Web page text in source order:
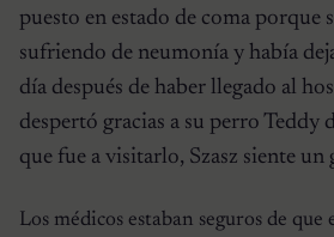
puesto en estado de coma porque
sufriendo de neumonía y había
día después de haber llegado al
despertó gracias a su perro Teddy
que fue a visitarlo, Szasz siente un
Los médicos estaban seguros de